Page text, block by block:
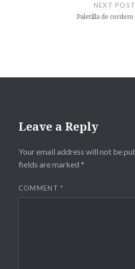
NEXT POST
Paletilla de cordero
Leave a Reply
Your email address will not be
fields are marked *
COMMENT*